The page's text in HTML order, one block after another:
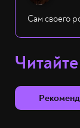
Сам своего